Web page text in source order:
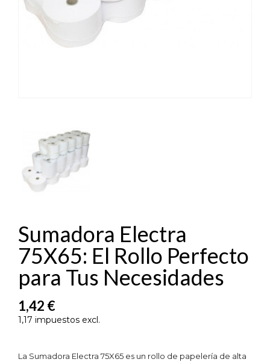
Sumadora Electra
75X65: El Rollo Perfecto
para Tus Necesidades
1,42 €
1,17 impuestos excl.
La Sumadora Electra 75X65 es un rollo de papelería de alta